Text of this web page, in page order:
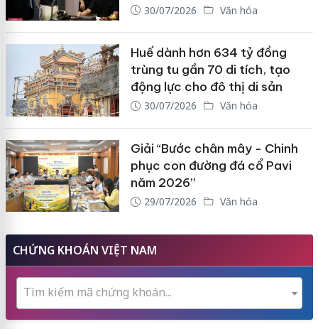
30/07/2026 Văn hóa
Huế dành hơn 634 tỷ đồng
trùng tu gần 70 di tích, tạo
động lực cho đô thị di sản
30/07/2026 Văn hóa
Giải “Bước chân mây - Chinh
phục con đường đá cổ Pavi
năm 2026”
29/07/2026 Văn hóa
CHỨNG KHOÁN VIỆT NAM
Tìm kiếm mã chứng khoán...